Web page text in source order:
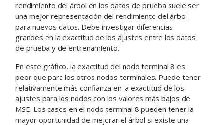
rendimiento del árbol en los datos de prueba suele ser
una mejor representación del rendimiento del árbol
para nuevos datos. Debe investigar diferencias
grandes en la exactitud de los ajustes entre los datos
de prueba y de entrenamiento.
En este gráfico, la exactitud del nodo terminal 8 es
peor que para los otros nodos terminales. Puede tener
relativamente más confianza en la exactitud de los
ajustes para los nodos con los valores más bajos de
MSE. Los casos en el nodo terminal 8 pueden tener la
mayor oportunidad de mejorar el árbol si existe una